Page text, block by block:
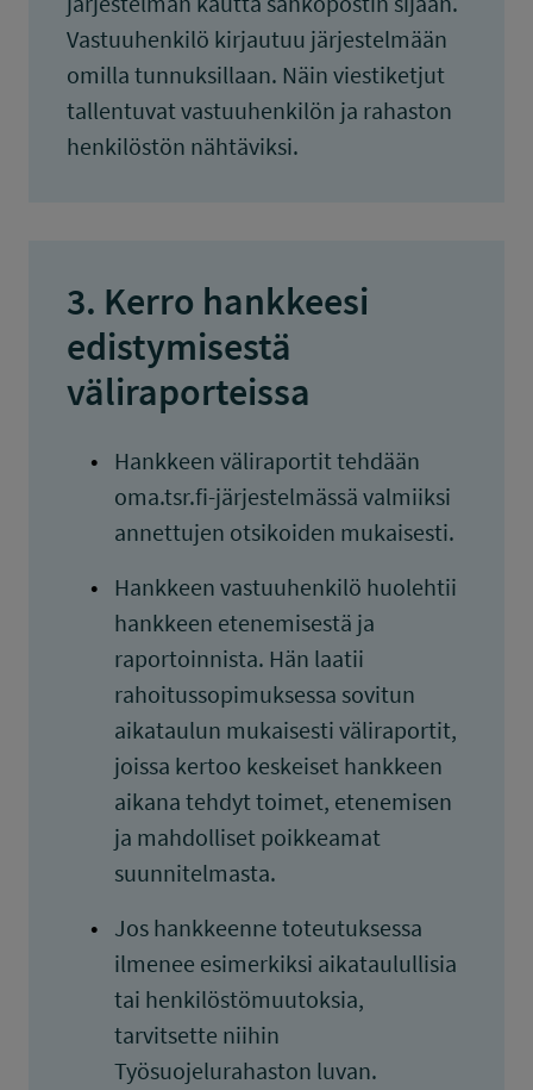
Vastuuhenkilö kirjautuu järjestelmään
omilla tunnuksillaan. Näin viestiketjut
tallentuvat vastuuhenkilön ja rahaston
henkilöstön nähtäviksi.
3. Kerro hankkeesi
edistymisestä
väliraporteissa
Hankkeen väliraportit tehdään
oma.tsr.fi-järjestelmässä valmiiksi
annettujen otsikoiden mukaisesti.
Hankkeen vastuuhenkilö huolehtii
hankkeen etenemisestä ja
raportoinnista. Hän laatii
rahoitussopimuksessa sovitun
aikataulun mukaisesti väliraportit,
joissa kertoo keskeiset hankkeen
aikana tehdyt toimet, etenemisen
ja mahdolliset poikkeamat
suunnitelmasta.
Jos hankkeenne toteutuksessa
ilmenee esimerkiksi aikataulullisia
tai henkilöstömuutoksia,
tarvitsette niihin
Työsuojelurahaston luvan.